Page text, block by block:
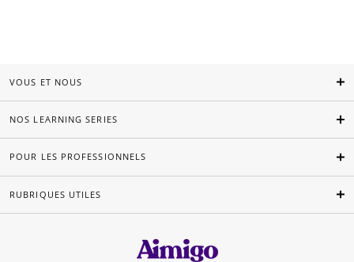
VOUS ET NOUS
NOS LEARNING SERIES
POUR LES PROFESSIONNELS
RUBRIQUES UTILES